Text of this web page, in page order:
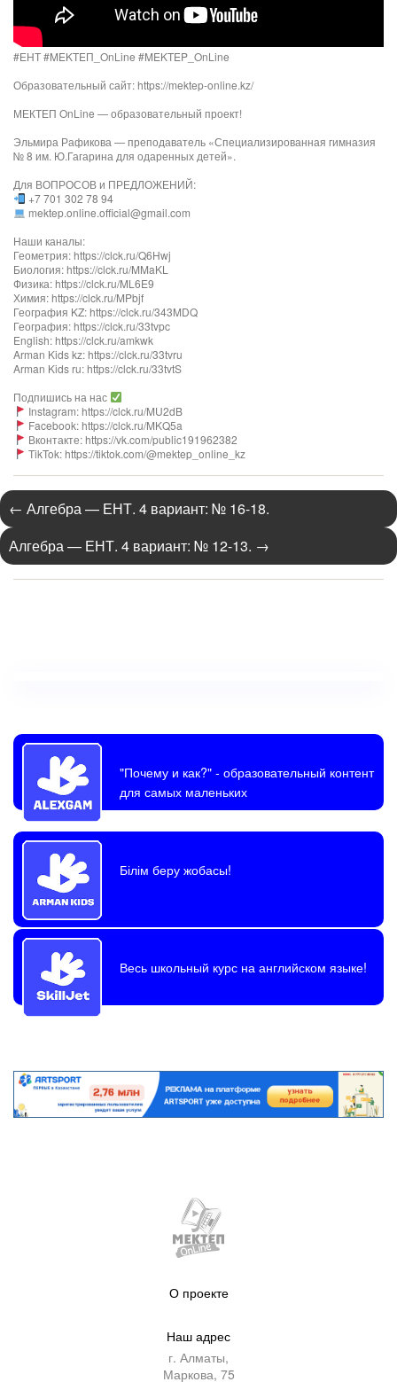
#ЕНТ #MEKTEП_OnLine​ #MEKTEP_OnLine​
Образовательный сайт: https://mektep-online.kz/
МЕКТЕП OnLine — образовательный проект!
Эльмира Рафикова — преподаватель «Специализированная гимназия
№ 8 им. Ю.Гагарина для одаренных детей».
Для ВОПРОСОВ и ПРЕДЛОЖЕНИЙ:
+7 701 302 78 94
mektep.online.official@gmail.com
Наши каналы:
Геометрия: https://clck.ru/Q6Hwj
Биология: https://clck.ru/MMaKL
Физика: https://clck.ru/ML6E9
Химия: https://clck.ru/MPbjf
География KZ: https://clck.ru/343MDQ
География: https://clck.ru/33tvpc
English: https://clck.ru/amkwk
Arman Kids kz: https://clck.ru/33tvru
Arman Kids ru: https://clck.ru/33tvtS
Подпишись на нас
Instagram: https://clck.ru/MU2dB
Facebook: https://clck.ru/MKQ5a
Вконтакте: https://vk.com/public191962382
TikTok: https://tiktok.com/@mektep_online_kz
← Алгебра — ЕНТ. 4 вариант: № 16-18.
Алгебра — ЕНТ. 4 вариант: № 12-13. →
"Почему и как?"- образовательный контент
для самых маленьких
Білім беру жобасы!
Весь школьный курс на английском языке!
О проекте
Наш адрес
г. Алматы,
Маркова, 75